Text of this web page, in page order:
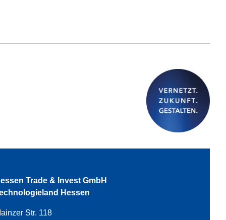
Trade & Invest GmbH
Hessen
Str. 118